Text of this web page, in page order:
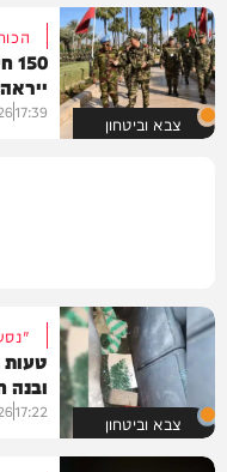
צבא וביטחון 17:39
צבא וביטחון
טעות
ובנה
17:22